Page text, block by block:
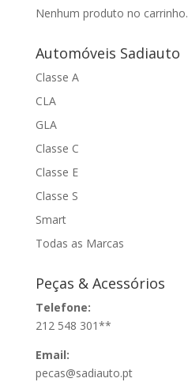
Nenhum produto no carrinho.
Automóveis Sadiauto
Classe A
CLA
GLA
Classe C
Classe E
Classe S
Smart
Todas as Marcas
Peças & Acessórios
Telefone:
212 548 301**
Email:
pecas@sadiauto.pt